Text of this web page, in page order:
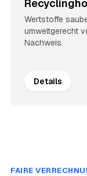
Wertstoffe
umweltgerecht
Nachweis.
Details
FAIRE